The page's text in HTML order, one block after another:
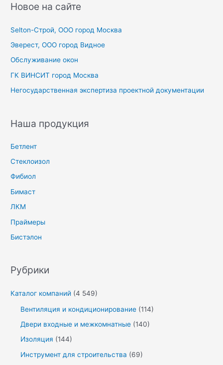
с
:
Новое на сайте
Selton-Строй, OOO город Москва
Эверест, ООО город Видное
Обслуживание окон
ГК ВИНСИТ город Москва
Негосударственная экспертиза проектной документации
Наша продукция
Бетлент
Стеклоизол
Фибиол
Бимаст
ЛКМ
Праймеры
Бистэлон
Рубрики
Каталог компаний (4 549)
Вентиляция и кондиционирование (114)
Двери входные и межкомнатные (140)
Изоляция (144)
Инструмент для строительства (69)